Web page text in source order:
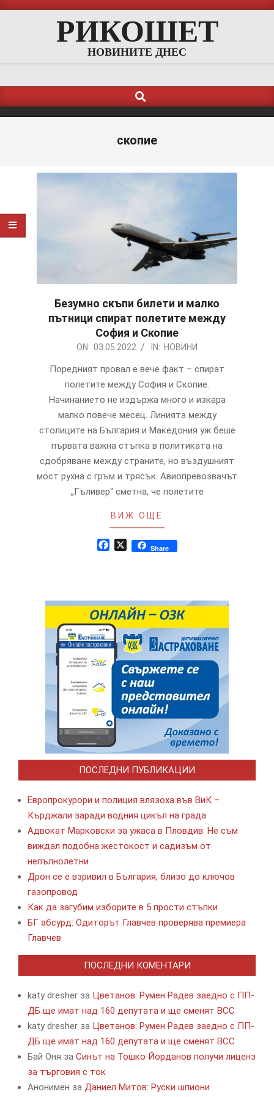
Skip
РИКОШЕТ
НОВИНИТЕ ДНЕС
Navigation
Search
скопие
Безумно скъпи билети и малко
пътници спират полетите между
София и Скопие
ON: 03.05.2022 IN: НОВИНИ
Поредният провал е вече факт – спират
полетите между София и Скопие.
Начинанието не издържа много и изкара
малко повече месец. Линията между
столиците на България и Македония уж беше
първата важна стъпка в политиката на
сдобряване между страните, но въздушният
мост рухна с гръм и трясък. Авиопревозвачът
„Гъливер“ сметна, че полетите
ВИЖ ОЩЕ
Facebook
X Share
ПОСЛЕДНИ ПУБЛИКАЦИИ
Европрокурори и полиция влязоха във ВиК –
Кърджали заради водния цикъл на града
Адвокат Марковски за ужаса в Пловдив: Не съм
виждал подобна жестокост и садизъм от
непълнолетни
Дрон се е взривил в България, близо до ключов
газопровод
Как да загубим изборите в 5 прости стъпки
БГ абсурд: Одиторът Главчев проверява премиера
Главчев
ПОСЛЕДНИ КОМЕНТАРИ
katy dresher за Цветанов: Румен Радев заедно с ПП-
ДБ ще имат над 160 депутата и ще сменят ВСС
katy dresher за Цветанов: Румен Радев заедно с ПП-
ДБ ще имат над 160 депутата и ще сменят ВСС
Бай Оня за Синът на Тошко Йорданов получи лиценз
за търговия с ток
Анонимен за Даниел Митов: Руски шпиони